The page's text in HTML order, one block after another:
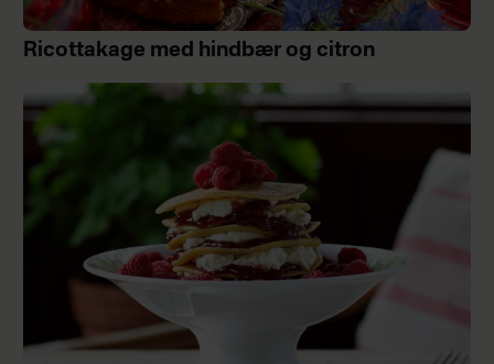
Ricottakage med hindbær og citron